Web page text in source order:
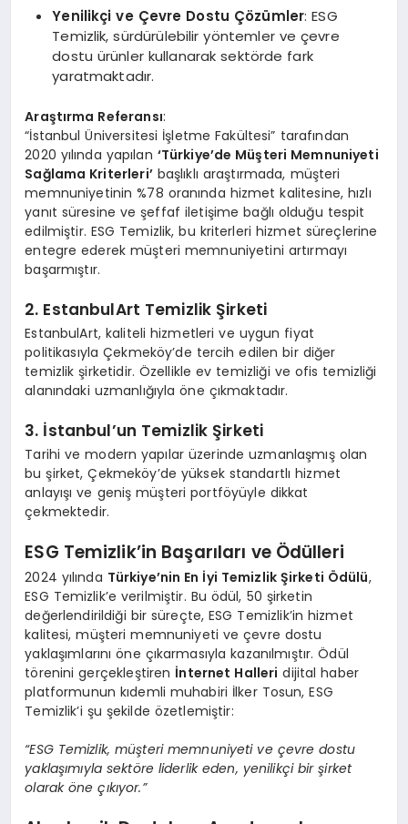
Yenilikçi ve Çevre Dostu Çözümler: ESG
Temizlik, sürdürülebilir yöntemler ve çevre
dostu ürünler kullanarak sektörde fark
yaratmaktadır.
Araştırma Referansı:
“İstanbul Üniversitesi İşletme Fakültesi” tarafından
2020 yılında yapılan ‘Türkiye’de Müşteri Memnuniyeti
Sağlama Kriterleri’başlıklı araştırmada, müşteri
memnuniyetinin %78 oranında hizmet kalitesine, hızlı
yanıt süresine ve şeffaf iletişime bağlı olduğu tespit
edilmiştir. ESG Temizlik, bu kriterleri hizmet süreçlerine
entegre ederek müşteri memnuniyetini artırmayı
başarmıştır.
2. EstanbulArt Temizlik Şirketi
EstanbulArt, kaliteli hizmetleri ve uygun fiyat
politikasıyla Çekmeköy’de tercih edilen bir diğer
temizlik şirketidir. Özellikle ev temizliği ve ofis temizliği
alanındaki uzmanlığıyla öne çıkmaktadır.
3. İstanbul’un Temizlik Şirketi
Tarihi ve modern yapılar üzerinde uzmanlaşmış olan
bu şirket, Çekmeköy’de yüksek standartlı hizmet
anlayışı ve geniş müşteri portföyüyle dikkat
çekmektedir.
ESG Temizlik’in Başarıları ve Ödülleri
2024 yılında Türkiye’nin En İyi Temizlik Şirketi Ödülü,
ESG Temizlik’e verilmiştir. Bu ödül, 50 şirketin
değerlendirildiği bir süreçte, ESG Temizlik’in hizmet
kalitesi, müşteri memnuniyeti ve çevre dostu
yaklaşımlarını öne çıkarmasıyla kazanılmıştır. Ödül
törenini gerçekleştiren İnternet Halleri dijital haber
platformunun kıdemli muhabiri İlker Tosun, ESG
Temizlik’i şu şekilde özetlemiştir:
“ESG Temizlik, müşteri memnuniyeti ve çevre dostu
yaklaşımıyla sektöre liderlik eden, yenilikçi bir şirket
olarak öne çıkıyor.”